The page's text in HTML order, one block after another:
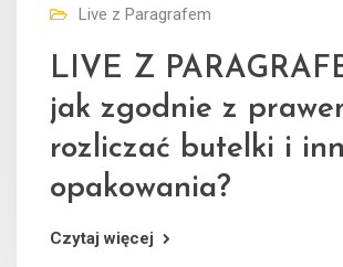
Live z Paragrafem
LIVE Z
jak zgodnie z
rozliczać butelki i
opakowania?
Czytaj więcej